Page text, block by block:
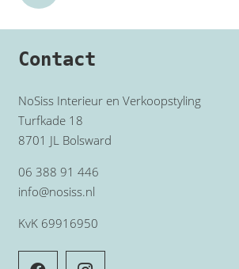
Contact
NoSiss Interieur en Verkoopstyling
Turfkade 18
8701 JL Bolsward
06 388 91 446
info@nosiss.nl
KvK 69916950